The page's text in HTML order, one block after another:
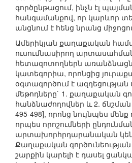
գործընթացում, ինչն էլ
հանգամանքով, որ կարևոր
անցնում է հենց նրանց
Ամերիկյան քաղաքական
ուսումնասիրող
հետազոտողներն
կատեգորիա, որոնցից
օգտագործում է
մեթոդները` 1. քաղաքական
հանձնաժողովներ և 2. ճնշման
495-498], որոնց նույնպես
որպես որոշումների
արտախորհրդարանական
Քաղաքական
շարքին կարելի է դասել